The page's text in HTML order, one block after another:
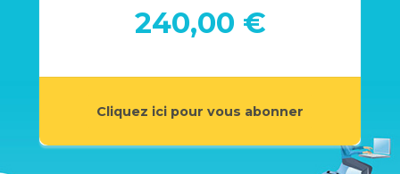
240,00 €
Cliquez ici pour vous abonner